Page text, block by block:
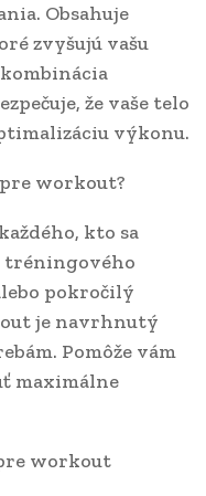
Obsahuje
zvyšujú vašu
že vaše telo
výkonu.
workout?
kto sa
tréningového
pokročilý
je navrhnutý
Pomôže vám
maximálne
workout